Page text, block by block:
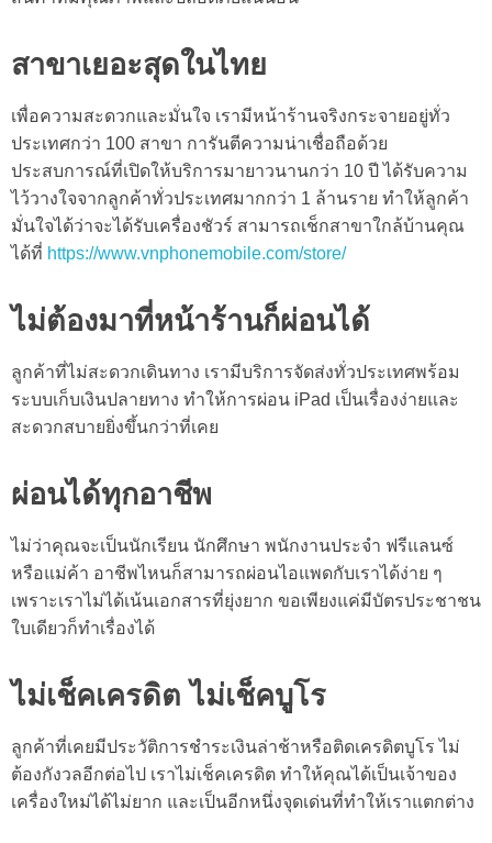
สาขาเยอะสุดในไทย
เพื่อความสะดวกและมั่นใจ เรามีหน้าร้านจริงกระจายอยู่ทั่ว
ประเทศกว่า 100 สาขา การันตีความน่าเชื่อถือด้วย
ประสบการณ์ที่เปิดให้บริการมายาวนานกว่า 10 ปี ได้รับความ
ไว้วางใจจากลูกค้าทั่วประเทศมากกว่า 1 ล้านราย ทำให้ลูกค้า
มั่นใจได้ว่าจะได้รับเครื่องชัวร์ สามารถเช็กสาขาใกล้บ้านคุณ
ได้ที่ https://www.vnphonemobile.com/store/
ไม่ต้องมาที่หน้าร้านก็ผ่อนได้
ลูกค้าที่ไม่สะดวกเดินทาง เรามีบริการจัดส่งทั่วประเทศพร้อม
ระบบเก็บเงินปลายทาง ทำให้การผ่อน iPad เป็นเรื่องง่ายและ
สะดวกสบายยิ่งขึ้นกว่าที่เคย
ผ่อนได้ทุกอาชีพ
ไม่ว่าคุณจะเป็นนักเรียน นักศึกษา พนักงานประจำ ฟรีแลนซ์
หรือแม่ค้า อาชีพไหนก็สามารถผ่อนไอแพดกับเราได้ง่าย ๆ
เพราะเราไม่ได้เน้นเอกสารที่ยุ่งยาก ขอเพียงแค่มีบัตรประชาชน
ใบเดียวก็ทำเรื่องได้
ไม่เช็คเครดิต ไม่เช็คบูโร
ลูกค้าที่เคยมีประวัติการชำระเงินล่าช้าหรือติดเครดิตบูโร ไม่
ต้องกังวลอีกต่อไป เราไม่เช็คเครดิต ทำให้คุณได้เป็นเจ้าของ
เครื่องใหม่ได้ไม่ยาก และเป็นอีกหนึ่งจุดเด่นที่ทำให้เราแตกต่าง